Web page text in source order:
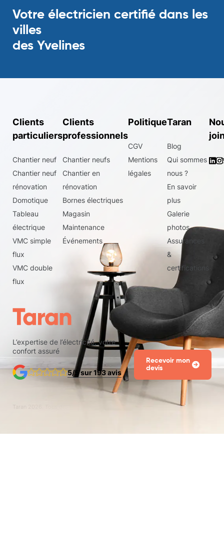
Votre électricien certifié dans les
villes
des Yvelines
Clients
particuliers
Chantier neuf
Chantier neuf
rénovation
Domotique
Tableau
électrique
VMC simple
flux
VMC double
flux
Clients
professionnels
Chantier neufs
Chantier en
rénovation
Bornes électriques
Magasin
Maintenance
Événements
Politique
CGV
Mentions
légales
Taran
Blog
Qui sommes
nous ?
En savoir
plus
Galerie
photos
Assurances
&
certifications
L’expertise de l’électricité, votre
confort assuré
5/5 sur 193 avis
Recevoir mon
devis